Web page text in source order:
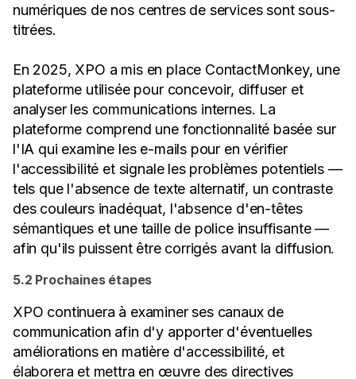
numériques de nos centres de services sont sous-
titrées.
En 2025, XPO a mis en place ContactMonkey, une
plateforme utilisée pour concevoir, diffuser et
analyser les communications internes. La
plateforme comprend une fonctionnalité basée sur
l'IA qui examine les e-mails pour en vérifier
l'accessibilité et signale les problèmes potentiels —
tels que l'absence de texte alternatif, un contraste
des couleurs inadéquat, l'absence d'en-têtes
sémantiques et une taille de police insuffisante —
afin qu'ils puissent être corrigés avant la diffusion.
5.2 Prochaines étapes
XPO continuera à examiner ses canaux de
communication afin d'y apporter d'éventuelles
améliorations en matière d'accessibilité, et
élaborera et mettra en œuvre des directives